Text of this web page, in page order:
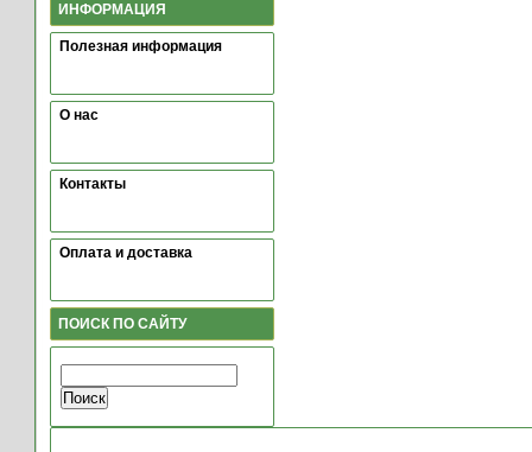
ИНФОРМАЦИЯ
Полезная информация
О нас
Контакты
Оплата и доставка
ПОИСК ПО САЙТУ